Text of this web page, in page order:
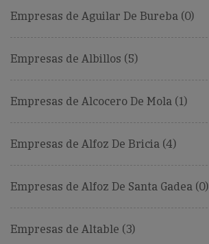
Empresas de Aguilar De Bureba (0)
Empresas de Albillos (5)
Empresas de Alcocero De Mola (1)
Empresas de Alfoz De Bricia (4)
Empresas de Alfoz De Santa Gadea (0)
Empresas de Altable (3)